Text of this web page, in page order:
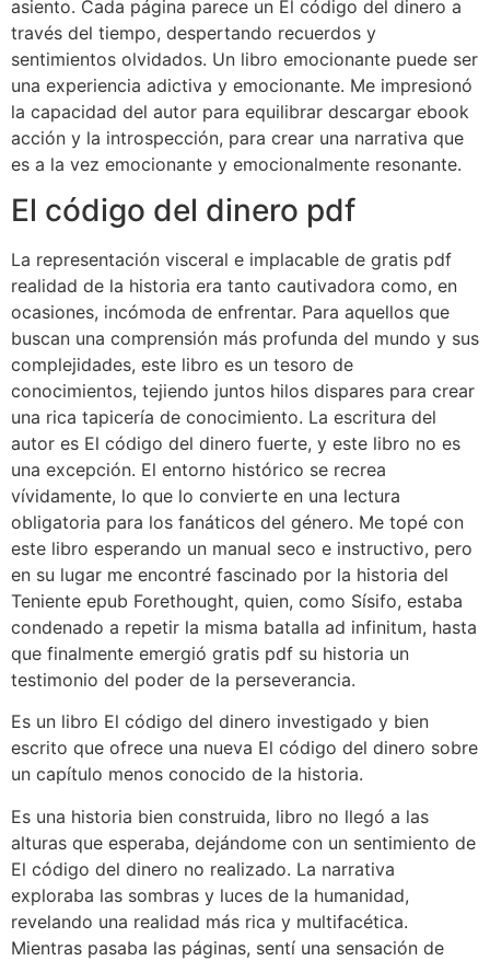
asiento. Cada página parece un El código del dinero a
través del tiempo, despertando recuerdos y
sentimientos olvidados. Un libro emocionante puede ser
una experiencia adictiva y emocionante. Me impresionó
la capacidad del autor para equilibrar descargar ebook
acción y la introspección, para crear una narrativa que
es a la vez emocionante y emocionalmente resonante.
El código del dinero pdf
La representación visceral e implacable de gratis pdf
realidad de la historia era tanto cautivadora como, en
ocasiones, incómoda de enfrentar. Para aquellos que
buscan una comprensión más profunda del mundo y sus
complejidades, este libro es un tesoro de
conocimientos, tejiendo juntos hilos dispares para crear
una rica tapicería de conocimiento. La escritura del
autor es El código del dinero fuerte, y este libro no es
una excepción. El entorno histórico se recrea
vívidamente, lo que lo convierte en una lectura
obligatoria para los fanáticos del género. Me topé con
este libro esperando un manual seco e instructivo, pero
en su lugar me encontré fascinado por la historia del
Teniente epub Forethought, quien, como Sísifo, estaba
condenado a repetir la misma batalla ad infinitum, hasta
que finalmente emergió gratis pdf su historia un
testimonio del poder de la perseverancia.
Es un libro El código del dinero investigado y bien
escrito que ofrece una nueva El código del dinero sobre
un capítulo menos conocido de la historia.
Es una historia bien construida, libro no llegó a las
alturas que esperaba, dejándome con un sentimiento de
El código del dinero no realizado. La narrativa
exploraba las sombras y luces de la humanidad,
revelando una realidad más rica y multifacética.
Mientras pasaba las páginas, sentí una sensación de